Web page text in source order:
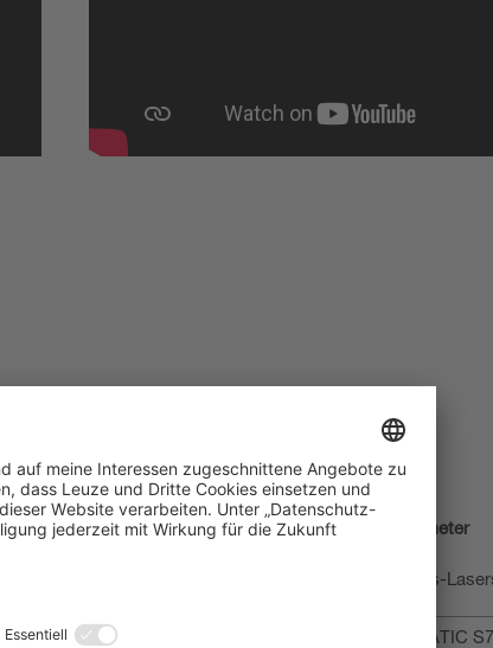
Systemkomponenten und Sicherheitsparameter
Sicherheits-Sensoren: Sicherheits-
Systemsteuerung: Siemens SIMATIC S7